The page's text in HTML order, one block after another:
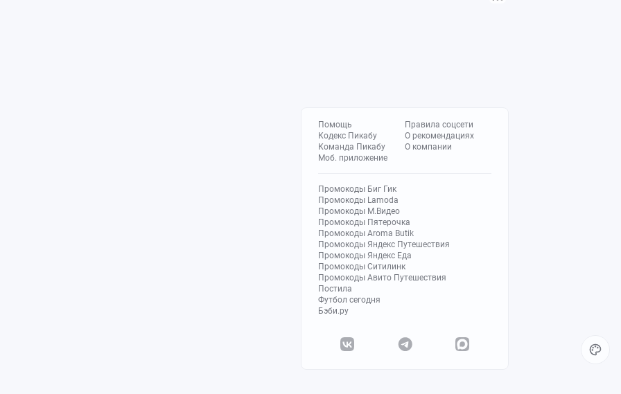
Помощь
Кодекс Пикабу
Команда Пикабу
Моб. приложение
Правила соцсети
О рекомендациях
О компании
Промокоды Биг Гик
Промокоды Lamoda
Промокоды М.Видео
Промокоды Пятерочка
Промокоды Aroma Butik
Промокоды Яндекс Путешествия
Промокоды Яндекс Еда
Промокоды Ситилинк
Промокоды Авито Путешествия
Постила
Футбол сегодня
Бэби.ру